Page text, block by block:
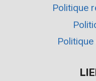
Politique